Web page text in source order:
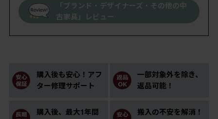
「ブランド・デザイナーズ・その他の中
古家具」レビュー
購入後も安心！アフ
ター修理サポート
一部対象外を除き、
返品可能！
購入後、最大1年間
搬入の不安を解消！